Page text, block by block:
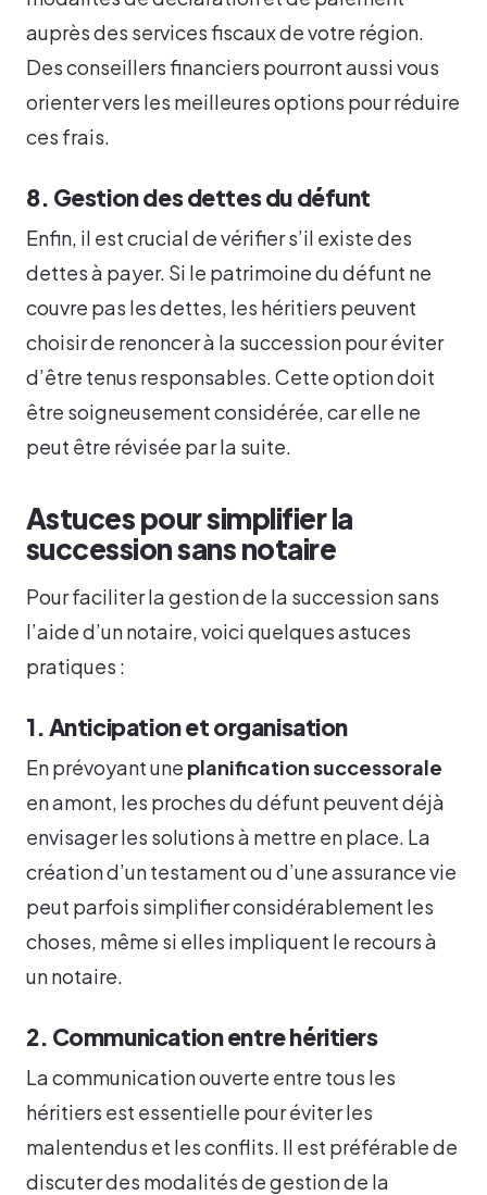
auprès des services fiscaux de votre région.
Des conseillers financiers pourront aussi vous
orienter vers les meilleures options pour réduire
ces frais.
8. Gestion des dettes du défunt
Enfin, il est crucial de vérifier s’il existe des
dettes à payer. Si le patrimoine du défunt ne
couvre pas les dettes, les héritiers peuvent
choisir de renoncer à la succession pour éviter
d’être tenus responsables. Cette option doit
être soigneusement considérée, car elle ne
peut être révisée par la suite.
Astuces pour simplifier la
succession sans notaire
Pour faciliter la gestion de la succession sans
l’aide d’un notaire, voici quelques astuces
pratiques :
1. Anticipation et organisation
En prévoyant une planification successorale
en amont, les proches du défunt peuvent déjà
envisager les solutions à mettre en place. La
création d’un testament ou d’une assurance vie
peut parfois simplifier considérablement les
choses, même si elles impliquent le recours à
un notaire.
2. Communication entre héritiers
La communication ouverte entre tous les
héritiers est essentielle pour éviter les
malentendus et les conflits. Il est préférable de
discuter des modalités de gestion de la